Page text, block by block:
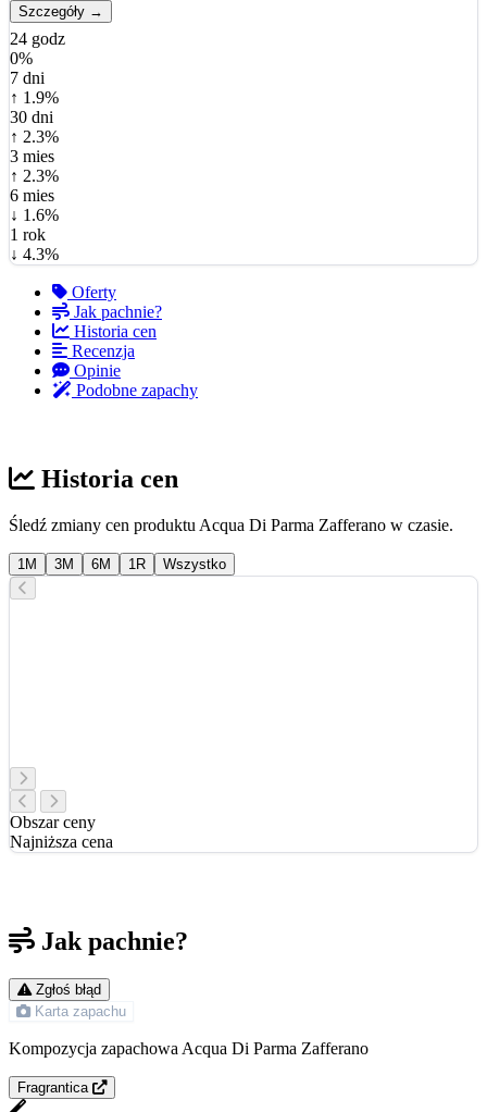
Szczegóły →
24 godz
0%
7 dni
↑ 1.9%
30 dni
↑ 2.3%
3 mies
↑ 2.3%
6 mies
↓ 1.6%
1 rok
↓ 4.3%
Oferty
Jak pachnie?
Historia cen
Recenzja
Opinie
Podobne zapachy
Historia cen
Śledź zmiany cen produktu Acqua Di Parma Zafferano w czasie.
1M 3M 6M 1R Wszystko
Obszar ceny
Najniższa cena
Jak pachnie?
Zgłoś błąd
Karta zapachu
Kompozycja zapachowa Acqua Di Parma Zafferano
Fragrantica